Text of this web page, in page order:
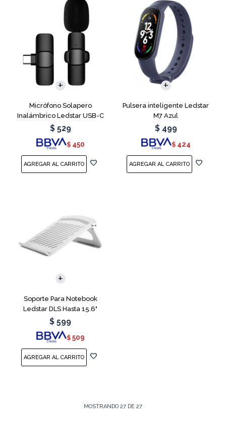
Micrófono Solapero
Inalámbrico Ledstar USB-C
$ 529
$ 450
Pulsera inteligente Ledstar
M7 Azul
$ 499
$ 424
Soporte Para Notebook
Ledstar DLS Hasta 15.6"
$ 599
$ 509
MOSTRANDO 27 DE 27